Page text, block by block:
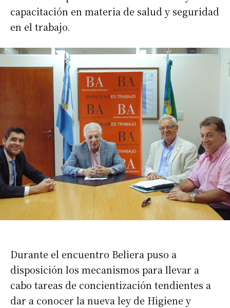
capacitación en materia de salud y seguridad
en el trabajo.
Durante el encuentro Beliera puso a
disposición los mecanismos para llevar a
cabo tareas de concientización tendientes a
dar a conocer la nueva ley de Higiene y